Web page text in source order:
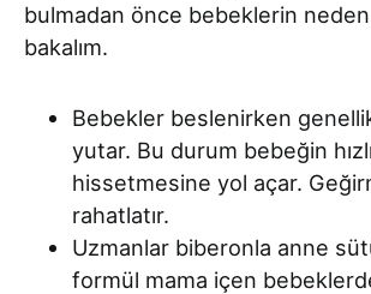
bulmadan önce bebeklerin
bakalım.
Bebekler beslenirken
yutar. Bu durum bebeğin
hissetmesine yol açar.
rahatlatır.
Uzmanlar biberonla anne
formül mama içen